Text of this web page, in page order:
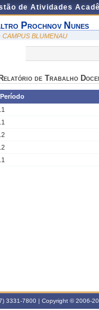
de Atividades
Prochnov Nunes
CAMPUS BLUMENAU
Relatório de Trabalho
3331-7800 | Copyright © 2006-